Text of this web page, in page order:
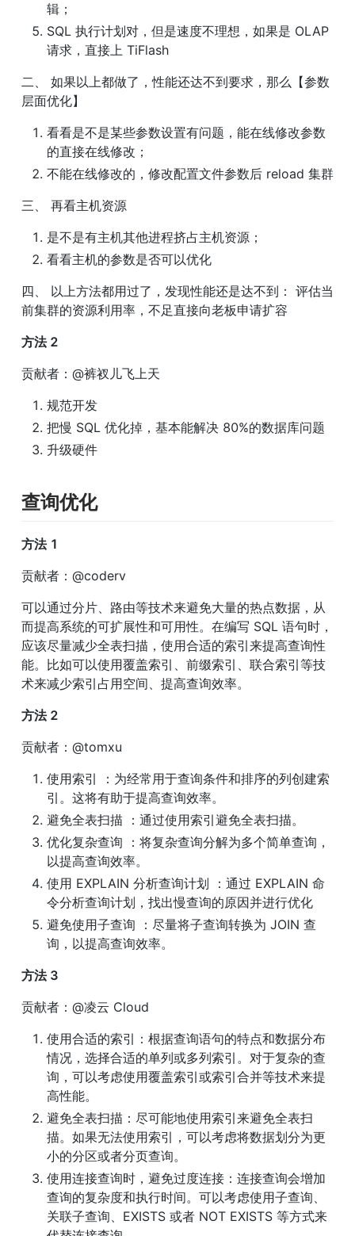
辑；
SQL 执行计划对，但是速度不理想，如果是 OLAP
请求，直接上 TiFlash
二、 如果以上都做了，性能还达不到要求，那么【参数
层面优化】
看看是不是某些参数设置有问题，能在线修改参数
的直接在线修改；
不能在线修改的，修改配置文件参数后 reload 集群
三、 再看主机资源
是不是有主机其他进程挤占主机资源；
看看主机的参数是否可以优化
四、 以上方法都用过了，发现性能还是达不到： 评估当
前集群的资源利用率，不足直接向老板申请扩容
方法 2
贡献者：@裤衩儿飞上天
规范开发
把慢 SQL 优化掉，基本能解决 80%的数据库问题
升级硬件
查询优化
方法 1
贡献者：@coderv
可以通过分片、路由等技术来避免大量的热点数据，从
而提高系统的可扩展性和可用性。在编写 SQL 语句时，
应该尽量减少全表扫描，使用合适的索引来提高查询性
能。比如可以使用覆盖索引、前缀索引、联合索引等技
术来减少索引占用空间、提高查询效率。
方法 2
贡献者：@tomxu
使用索引 ：为经常用于查询条件和排序的列创建索
引。这将有助于提高查询效率。
避免全表扫描 ：通过使用索引避免全表扫描。
优化复杂查询 ：将复杂查询分解为多个简单查询，
以提高查询效率。
使用 EXPLAIN 分析查询计划 ：通过 EXPLAIN 命
令分析查询计划，找出慢查询的原因并进行优化
避免使用子查询 ：尽量将子查询转换为 JOIN 查
询，以提高查询效率。
方法 3
贡献者：@凌云 Cloud
使用合适的索引：根据查询语句的特点和数据分布
情况，选择合适的单列或多列索引。对于复杂的查
询，可以考虑使用覆盖索引或索引合并等技术来提
高性能。
避免全表扫描：尽可能地使用索引来避免全表扫
描。如果无法使用索引，可以考虑将数据划分为更
小的分区或者分页查询。
使用连接查询时，避免过度连接：连接查询会增加
查询的复杂度和执行时间。可以考虑使用子查询、
关联子查询、EXISTS 或者 NOT EXISTS 等方式来